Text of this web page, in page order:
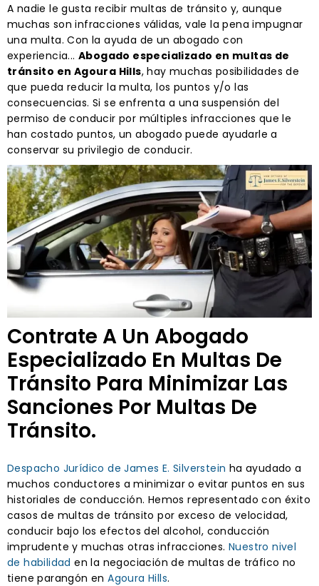
A nadie le gusta recibir multas de tránsito y, aunque
muchas son infracciones válidas, vale la pena impugnar
una multa. Con la ayuda de un abogado con
experiencia...Abogado especializado en multas de
tránsito en Agoura Hills, hay muchas posibilidades de
que pueda reducir la multa, los puntos y/o las
consecuencias. Si se enfrenta a una suspensión del
permiso de conducir por múltiples infracciones que le
han costado puntos, un abogado puede ayudarle a
conservar su privilegio de conducir.
Contrate A Un Abogado
Especializado En Multas De
Tránsito Para Minimizar Las
Sanciones Por Multas De
Tránsito.
Despacho Jurídico de James E. Silverstein ha ayudado a
muchos conductores a minimizar o evitar puntos en sus
historiales de conducción. Hemos representado con éxito
casos de multas de tránsito por exceso de velocidad,
conducir bajo los efectos del alcohol, conducción
imprudente y muchas otras infracciones. Nuestro nivel
de habilidad en la negociación de multas de tráfico no
tiene parangón enAgoura Hills.